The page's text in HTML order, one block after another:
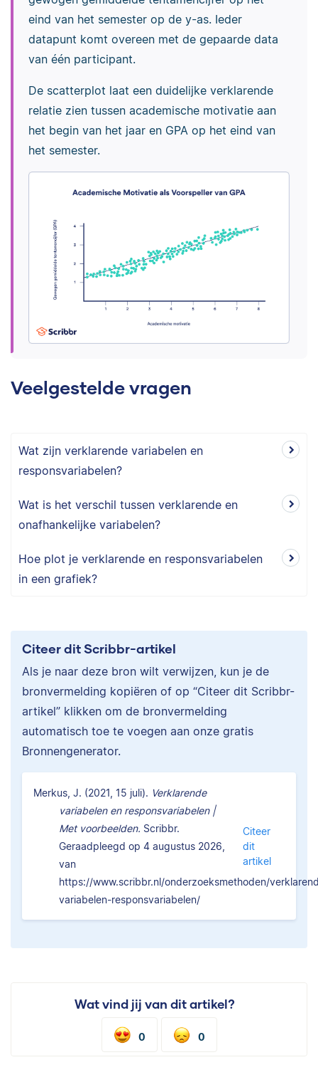
eind van het semester op de y-as. Ieder
datapunt komt overeen met de gepaarde data
van één participant.
De scatterplot laat een duidelijke verklarende
relatie zien tussen academische motivatie aan
het begin van het jaar en GPA op het eind van
het semester.
Veelgestelde vragen
Wat zijn verklarende variabelen en
responsvariabelen?
Wat is het verschil tussen verklarende en
onafhankelijke variabelen?
Hoe plot je verklarende en responsvariabelen
in een grafiek?
Citeer dit Scribbr-artikel
Als je naar deze bron wilt verwijzen, kun je de
bronvermelding kopiëren of op “Citeer dit Scribbr-
artikel” klikken om de bronvermelding
automatisch toe te voegen aan onze gratis
Bronnengenerator.
Merkus, J. (2021, 15 juli). Verklarende
variabelen en responsvariabelen |
Met voorbeelden. Scribbr.
Geraadpleegd op 4 augustus 2026,
van
https://www.scribbr.nl/onderzoeksmethoden/
variabelen-responsvariabelen/
Citeer
dit
artikel
Wat vind jij van dit artikel?
0 0